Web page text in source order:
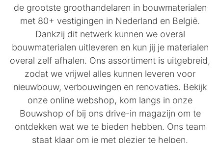
de grootste groothandelaren in bouwmaterialen
met 80+ vestigingen in Nederland en België.
Dankzij dit netwerk kunnen we overal
bouwmaterialen uitleveren en kun jij je materialen
overal zelf afhalen. Ons assortiment is uitgebreid,
zodat we vrijwel alles kunnen leveren voor
nieuwbouw, verbouwingen en renovaties. Bekijk
onze online webshop, kom langs in onze
Bouwshop of bij ons drive-in magazijn om te
ontdekken wat we te bieden hebben. Ons team
staat klaar om je met plezier te helpen.